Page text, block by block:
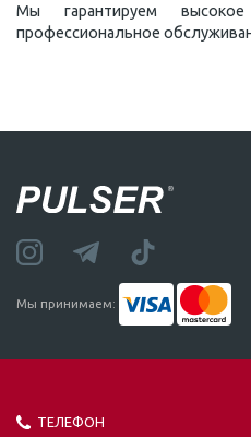
Мы гарантируем
профессиональное
Мы принимаем:
ТЕЛЕФОН